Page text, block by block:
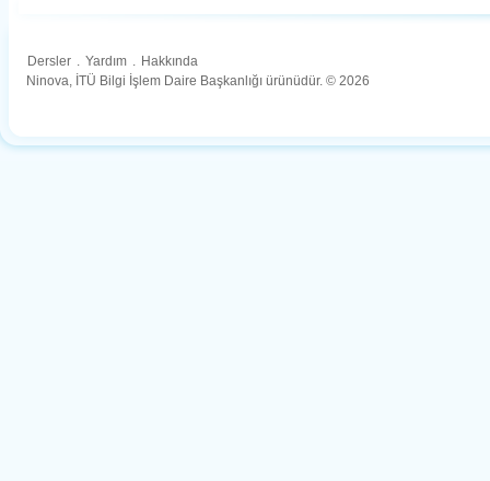
Dersler . Yardım . Hakkında
Ninova, İTÜ Bilgi İşlem Daire Başkanlığı ürünüdür. © 2026